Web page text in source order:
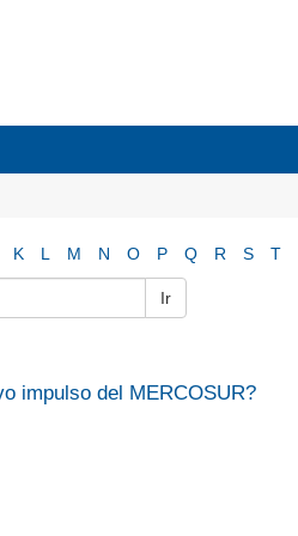
K L M N O P Q R S T
Ir
impulso del MERCOSUR?